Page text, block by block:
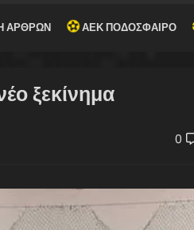
ΑΡΘΡΩΝ ΑΕΚ ΠΟΔΟΣΦΑΙΡΟ
ξεκίνημα
0